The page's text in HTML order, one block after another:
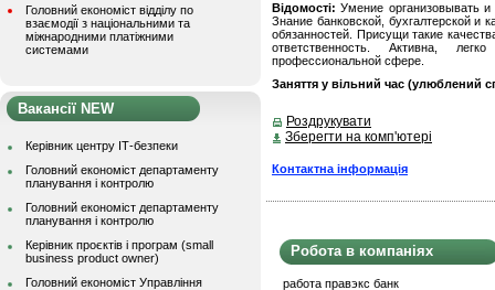
Головний економіст відділу по
взаємодії з національними та
міжнародними платіжними
системами
Вакансії NEW
Керівник центру ІТ-безпеки
Головний економіст департаменту
планування і контролю
Головний економіст департаменту
планування і контролю
Керівник проєктів і програм (small
business product owner)
Головний економіст Управління
Відомості: Умение организовывать и
Знание банковской, бухгалтерской
обязанностей. Присущи такие
ответственность. Активна,
профессиональной сфере.
Заняття у вільний час (улюблений
Роздрукувати
Зберегти на комп'ютері
Контактна інформація
Робота в компаніях
работа правэкс банк